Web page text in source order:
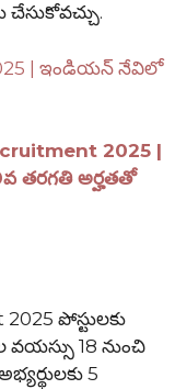
చేసుకోవచ్చు.
| ఇండియన్ నేవిలో
2025 |
తరగతి అర్హతతో
పోస్టులకు
వయస్సు 18 నుంచి
5